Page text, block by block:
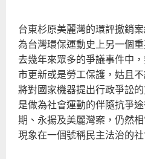
台東杉原美麗灣的環評撤銷
為台灣環保運動史上另一個
去幾年來眾多的爭議事件中
市更新或是勞工保護，姑且
將對國家機器提出行政爭訟
是做為社會運動的伴隨抗爭
期、永揚及美麗灣案，仍然
現象在一個號稱民主法治的